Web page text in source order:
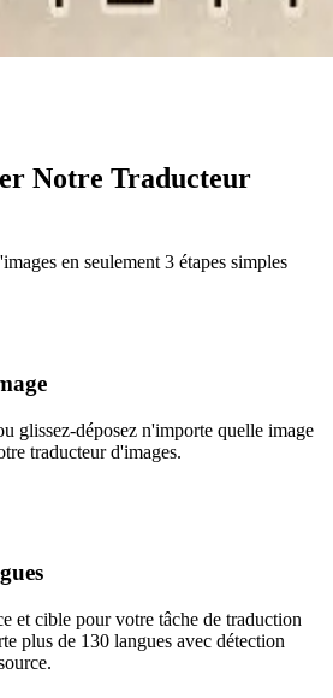
Notre Traducteur
en seulement 3 étapes simples
glissez-déposez n'importe quelle image
traducteur d'images.
et cible pour votre tâche de traduction
plus de 130 langues avec détection